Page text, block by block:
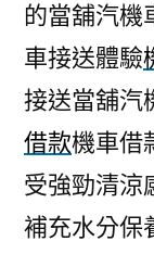
的當舖汽機
車接送體驗
接送當舖汽
借款機車借
受強勁清涼
補充水分保